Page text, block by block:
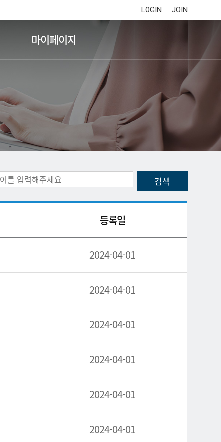
LOGIN JOIN
마이페이지
등록일
2024-04-01
2024-04-01
2024-04-01
2024-04-01
2024-04-01
2024-04-01